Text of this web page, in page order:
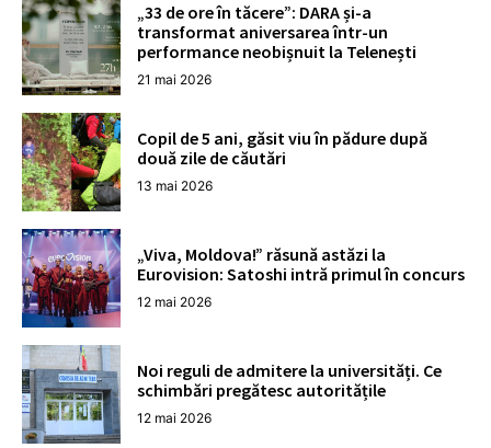
„33 de ore în tăcere”: DARA și-a
transformat aniversarea într-un
performance neobișnuit la Telenești
21 mai 2026
Copil de 5 ani, găsit viu în pădure după
două zile de căutări
13 mai 2026
„Viva, Moldova!” răsună astăzi la
Eurovision: Satoshi intră primul în concurs
12 mai 2026
Noi reguli de admitere la universități. Ce
schimbări pregătesc autoritățile
12 mai 2026